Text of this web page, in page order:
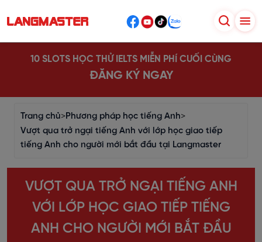
10 SLOTS HỌC THỬ IELTS MIỄN PHÍ CUỐI CÙNG
ĐĂNG KÝ NGAY
Trang chủ>Phương pháp học tiếng Anh>
Vượt qua trở ngại tiếng Anh với lớp học giao tiếp
tiếng Anh cho người mới bắt đầu tại Langmaster
VƯỢT QUA TRỞ NGẠI TIẾNG ANH
VỚI LỚP HỌC GIAO TIẾP TIẾNG
ANH CHO NGƯỜI MỚI BẮT ĐẦU